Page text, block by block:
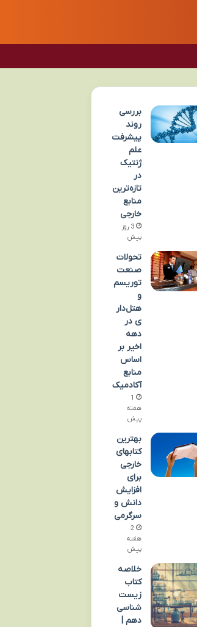
بررسی
روند
پیشرفت
علم
ژنتیک
در
تازه‌ترین
منابع
خارجی
3 روز
پیش
تحولات
صنعت
توریسم
و
هتل‌دار
ی در
دهه
اخیر بر
اساس
منابع
آکادمیک
1
هفته
پیش
بهترین
کتابهای
خارجی
برای
افزایش
دانش و
سرگرمی
2
هفته
پیش
خلاصه
کتاب
زیست
شناسی
دهم |